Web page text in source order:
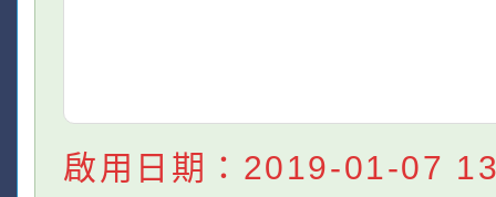
啟用日期：2019-01-07